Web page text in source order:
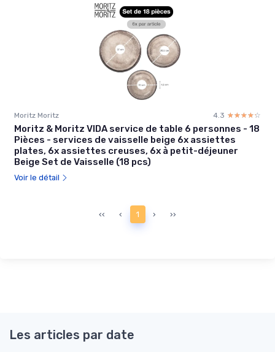
Moritz Moritz 4.3 ☆☆☆☆☆
★★★★★
Moritz & Moritz VIDA service de table 6 personnes - 18
Pièces - services de vaisselle beige 6x assiettes
plates, 6x assiettes creuses, 6x à petit-déjeuner
Beige Set de Vaisselle (18 pcs)
Voir le détail
‹‹ ‹ 1 › ››
Les articles par date